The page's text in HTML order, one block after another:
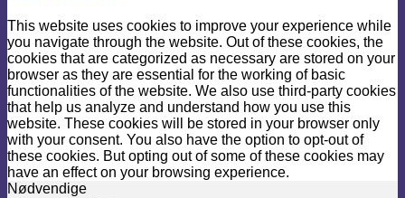
This website uses cookies to improve your experience while
you navigate through the website. Out of these cookies, the
cookies that are categorized as necessary are stored on your
browser as they are essential for the working of basic
functionalities of the website. We also use third-party cookies
that help us analyze and understand how you use this
website. These cookies will be stored in your browser only
with your consent. You also have the option to opt-out of
these cookies. But opting out of some of these cookies may
have an effect on your browsing experience.
Nødvendige